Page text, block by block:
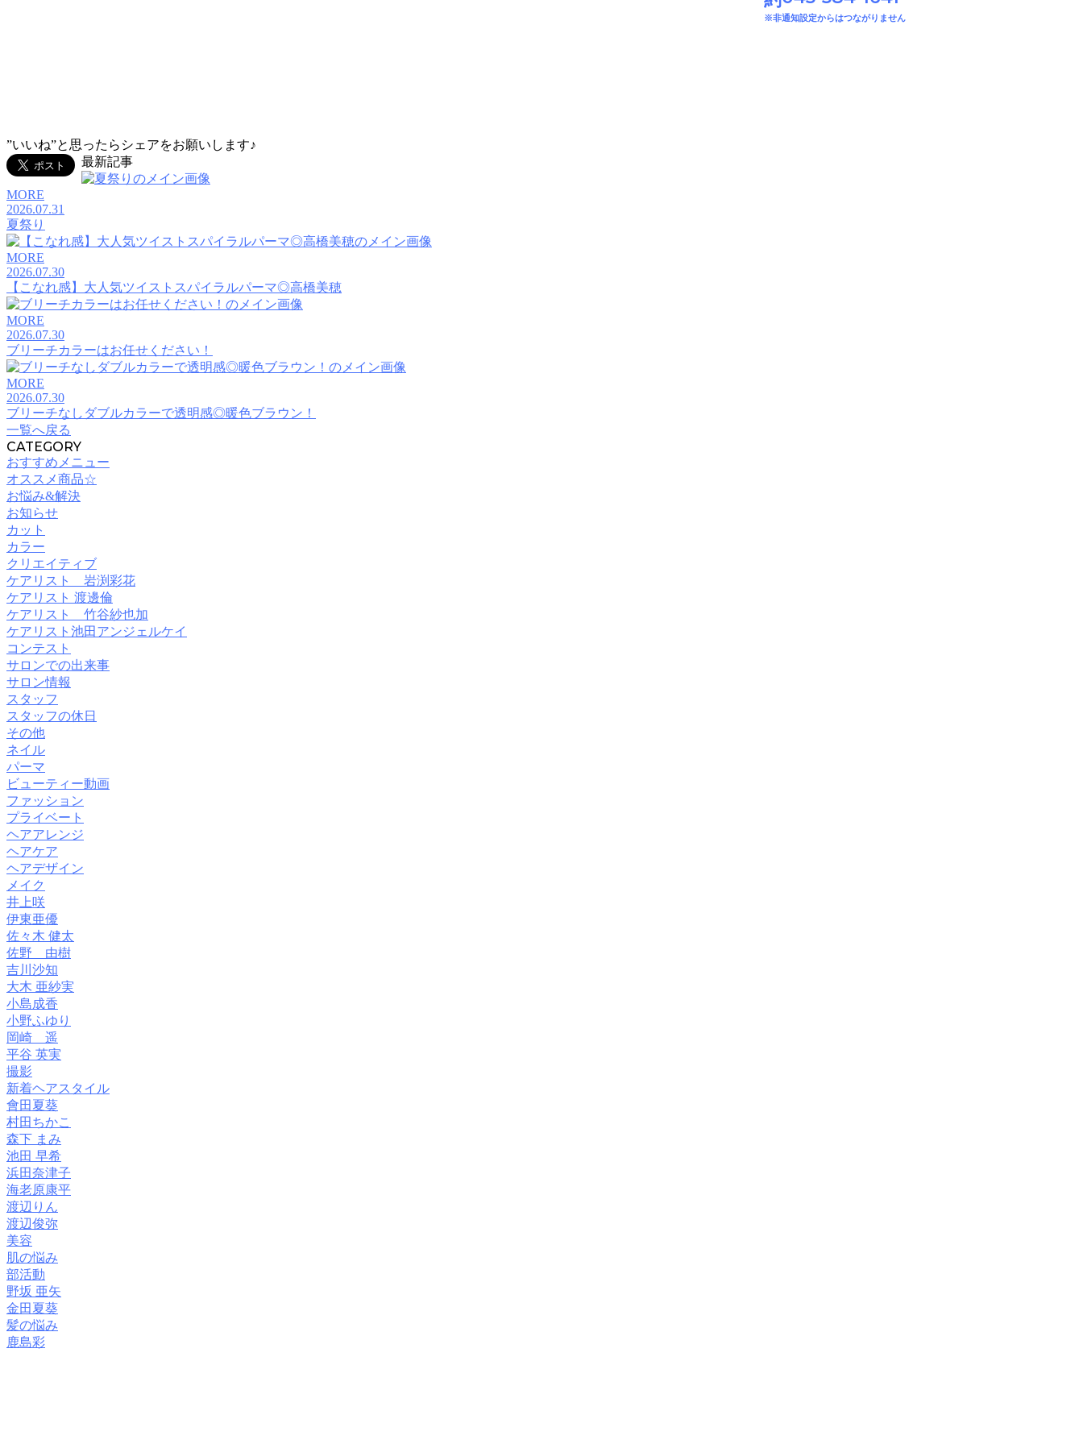
※非通知設定からはつながりません
”いいね”と思ったらシェアをお願いします♪
最新記事
MORE
2026.07.31
夏祭り
MORE
2026.07.30
【こなれ感】大人気ツイストスパイラルパーマ◎高橋美穂
MORE
2026.07.30
ブリーチカラーはお任せください！
MORE
2026.07.30
ブリーチなしダブルカラーで透明感◎暖色ブラウン！
一覧へ戻る
CATEGORY
おすすめメニュー
オススメ商品☆
お悩み&解決
お知らせ
カット
カラー
クリエイティブ
ケアリスト 岩渕彩花
ケアリスト 渡邊倫
ケアリスト 竹谷紗也加
ケアリスト池田アンジェルケイ
コンテスト
サロンでの出来事
サロン情報
スタッフ
スタッフの休日
その他
ネイル
パーマ
ビューティー動画
ファッション
プライベート
ヘアアレンジ
ヘアケア
ヘアデザイン
メイク
井上咲
伊東亜優
佐々木 健太
佐野 由樹
吉川沙知
大木 亜紗実
小島成香
小野ふゆり
岡崎 遥
平谷 英実
撮影
新着ヘアスタイル
會田夏葵
村田ちかこ
森下 まみ
池田 早希
浜田奈津子
海老原康平
渡辺りん
渡辺俊弥
美容
肌の悩み
部活動
野坂 亜矢
金田夏葵
髪の悩み
鹿島彩